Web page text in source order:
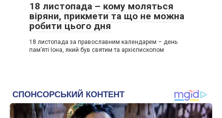
18 листопада – кому моляться
віряни, прикмети та що не можна
робити цього дня
18 листопада за православним календарем – день
пам’яті Іона, який був святим та архієпископом